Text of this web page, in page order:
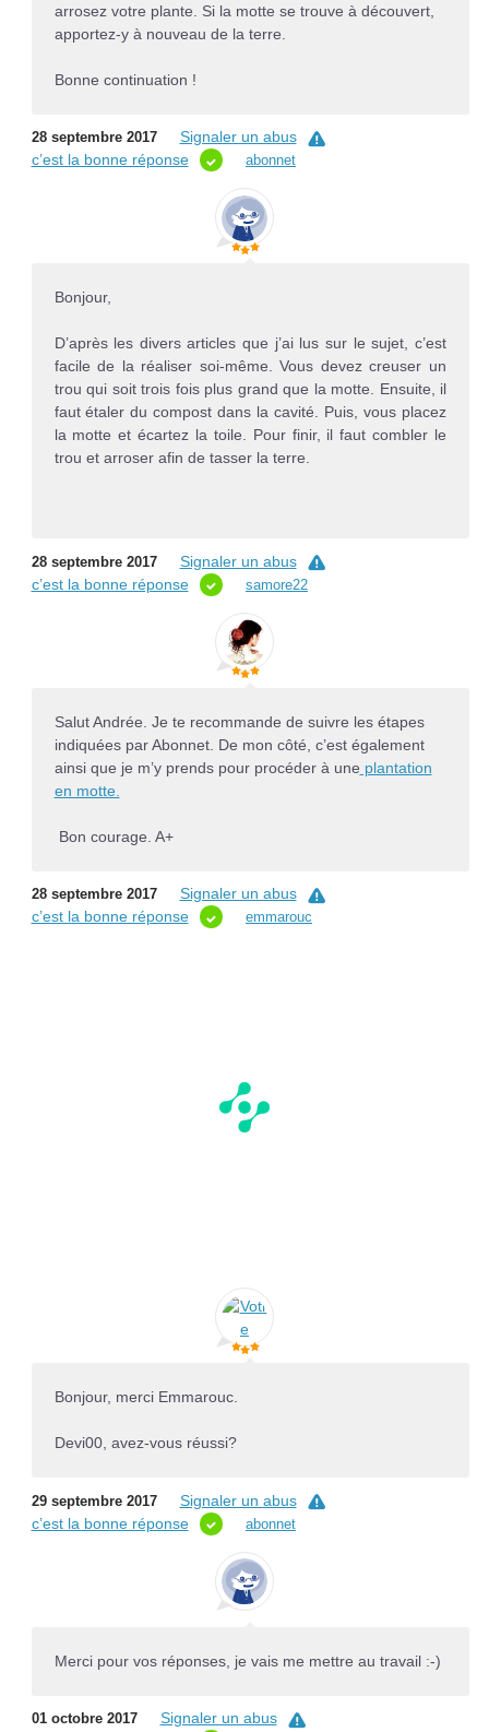
arrosez votre plante. Si la motte se trouve à découvert,
apportez-y à nouveau de la terre.
Bonne continuation !
28 septembre 2017
Signaler un abus
c’est la bonne réponse
abonnet
Bonjour,
D’après les divers articles que j’ai lus sur le sujet, c’est
facile de la réaliser soi-même. Vous devez creuser un
trou qui soit trois fois plus grand que la motte. Ensuite, il
faut étaler du compost dans la cavité. Puis, vous placez
la motte et écartez la toile. Pour finir, il faut combler le
trou et arroser afin de tasser la terre.
28 septembre 2017
Signaler un abus
c’est la bonne réponse
samore22
Salut Andrée. Je te recommande de suivre les étapes
indiquées par Abonnet. De mon côté, c’est également
ainsi que je m’y prends pour procéder à une plantation
en motte.
Bon courage. A+
28 septembre 2017
Signaler un abus
c’est la bonne réponse
emmarouc
Bonjour, merci Emmarouc.
Devi00, avez-vous réussi?
29 septembre 2017
Signaler un abus
c’est la bonne réponse
abonnet
Merci pour vos réponses, je vais me mettre au travail :-)
01 octobre 2017
Signaler un abus